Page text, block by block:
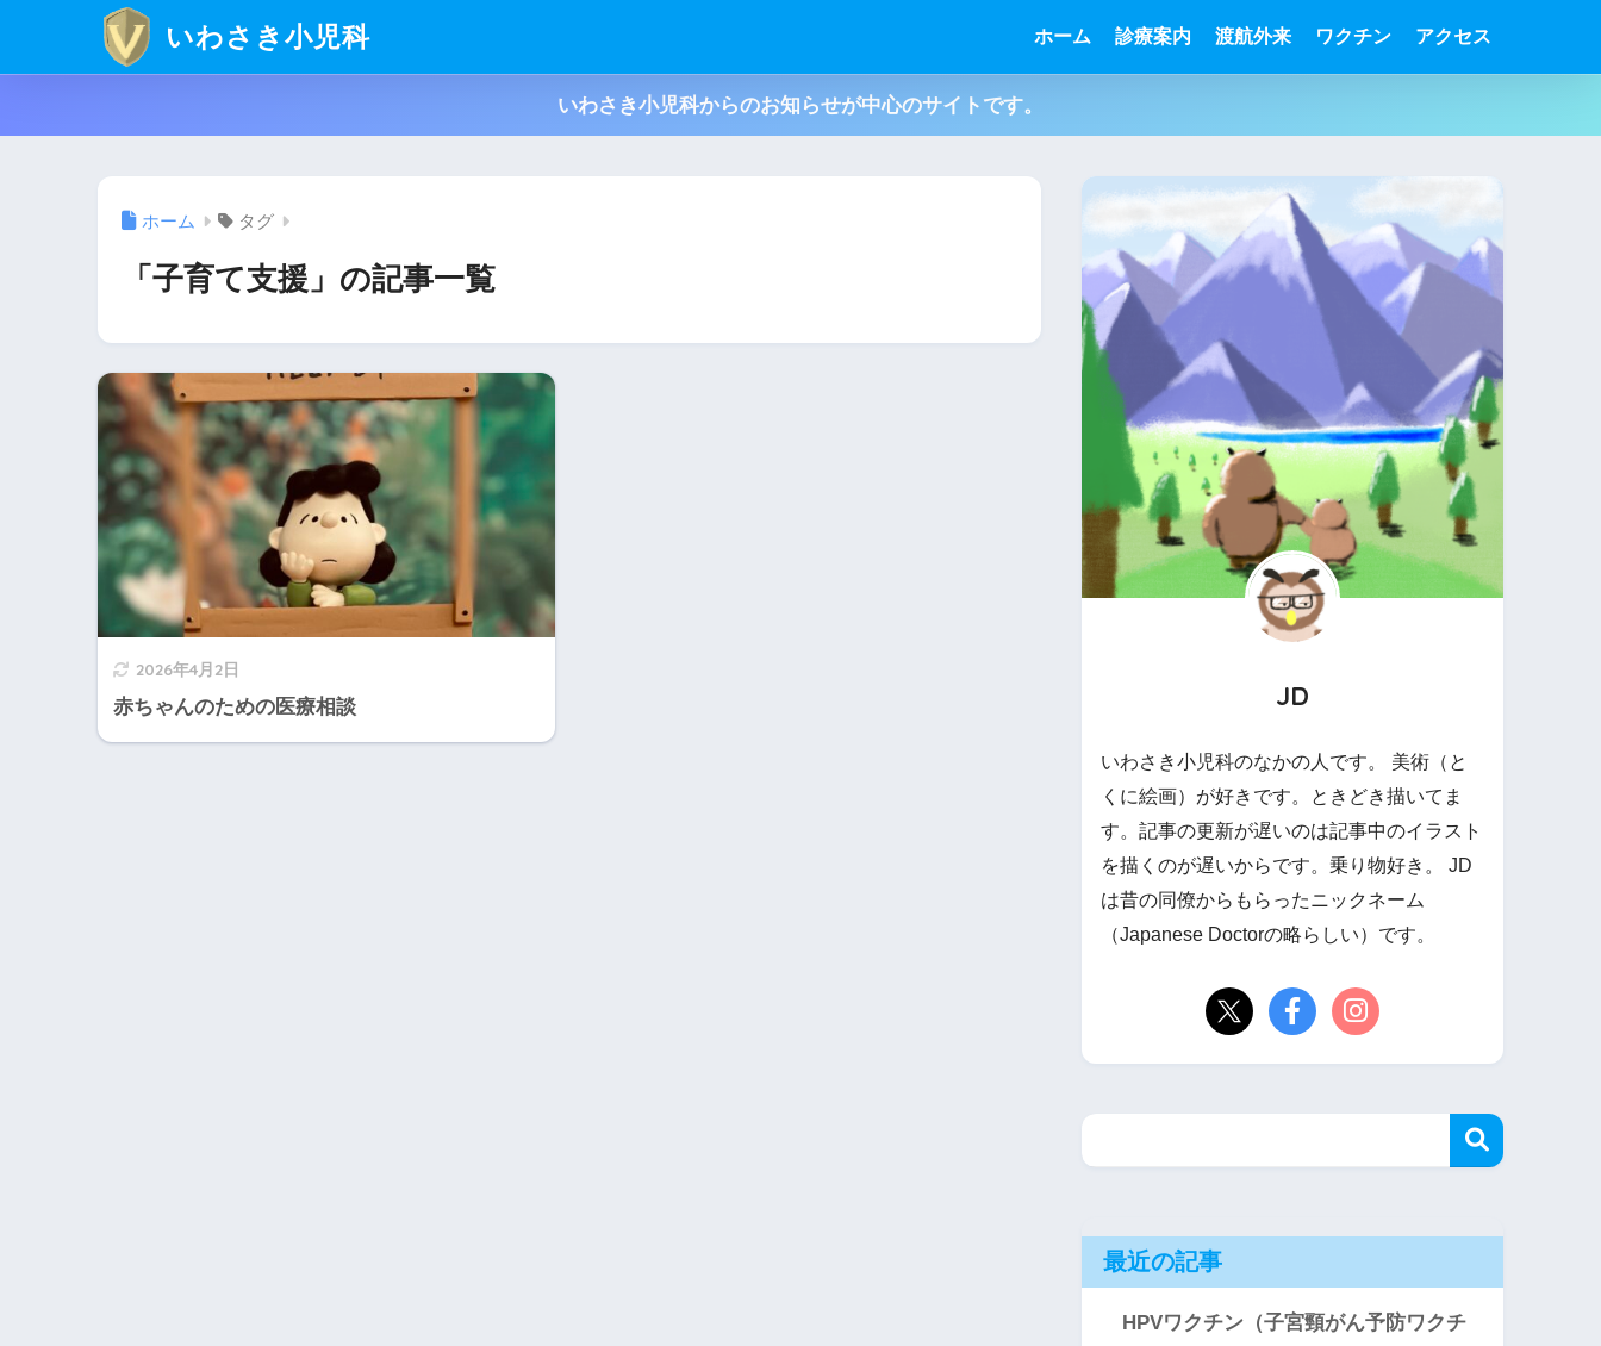
いわさき小児科 ホーム 診療案内 渡航外来 ワクチン アクセス
いわさき小児科からのお知らせが中心のサイトです。
ホーム タグ
「子育て支援」の記事一覧
2026年4月2日
赤ちゃんのための医療相談 JD
いわさき小児科のなかの人です。 美術（と
くに絵画）が好きです。ときどき描いてま
す。記事の更新が遅いのは記事中のイラスト
を描くのが遅いからです。乗り物好き。 JD
は昔の同僚からもらったニックネーム
（Japanese Doctorの略らしい）です。
最近の記事
HPVワクチン（子宮頸がん予防ワクチ